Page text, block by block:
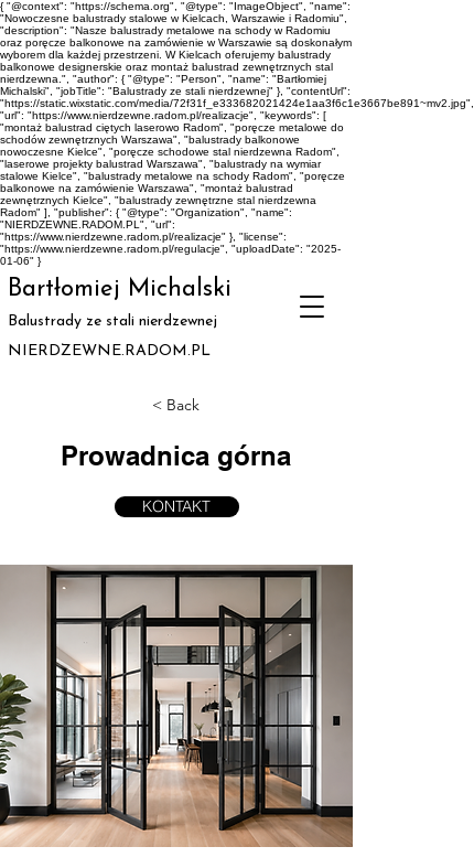
{ "@context": "https://schema.org", "@type": "ImageObject", "name":
"Nowoczesne balustrady stalowe w Kielcach, Warszawie i Radomiu",
"description": "Nasze balustrady metalowe na schody w Radomiu
oraz poręcze balkonowe na zamówienie w Warszawie są doskonałym
wyborem dla każdej przestrzeni. W Kielcach oferujemy balustrady
balkonowe designerskie oraz montaż balustrad zewnętrznych stal
nierdzewna.", "author": { "@type": "Person", "name": "Bartłomiej
Michalski", "jobTitle": "Balustrady ze stali nierdzewnej" }, "contentUrl":
"https://static.wixstatic.com/media/72f31f_e333682021424e1aa3f6c1e3667be891~mv2.jpg",
"url": "https://www.nierdzewne.radom.pl/realizacje", "keywords": [
"montaż balustrad ciętych laserowo Radom", "poręcze metalowe do
schodów zewnętrznych Warszawa", "balustrady balkonowe
nowoczesne Kielce", "poręcze schodowe stal nierdzewna Radom",
"laserowe projekty balustrad Warszawa", "balustrady na wymiar
stalowe Kielce", "balustrady metalowe na schody Radom", "poręcze
balkonowe na zamówienie Warszawa", "montaż balustrad
zewnętrznych Kielce", "balustrady zewnętrzne stal nierdzewna
Radom" ], "publisher": { "@type": "Organization", "name":
"NIERDZEWNE.RADOM.PL", "url":
"https://www.nierdzewne.radom.pl/realizacje" }, "license":
"https://www.nierdzewne.radom.pl/regulacje", "uploadDate": "2025-
01-06" }
Bartłomiej Michalski
Balustrady ze stali nierdzewnej
NIERDZEWNE.RADOM.PL
< Back
Prowadnica górna
KONTAKT